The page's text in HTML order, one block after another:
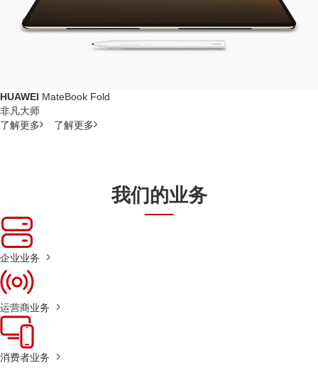
HUAWEI MateBook Fold
非凡大师
了解更多
了解更多
我们的业务
企业业务
运营商业务
消费者业务